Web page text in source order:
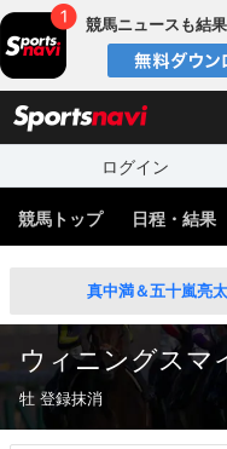
競馬ニュースも結
ログイン
競馬トップ 日程・結果
真中満＆五十嵐亮
ウィニングスマ
牡 登録抹消